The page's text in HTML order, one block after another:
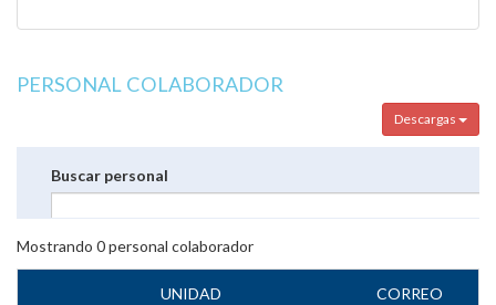
PERSONAL COLABORADOR
Descargas
Buscar personal
Mostrando 0personal colaborador
UNIDAD
CORREO